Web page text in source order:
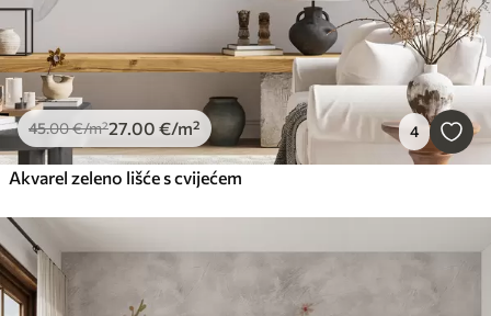
45.00€/m²27.00 €/m² 4
Akvarel zeleno lišće s cvijećem